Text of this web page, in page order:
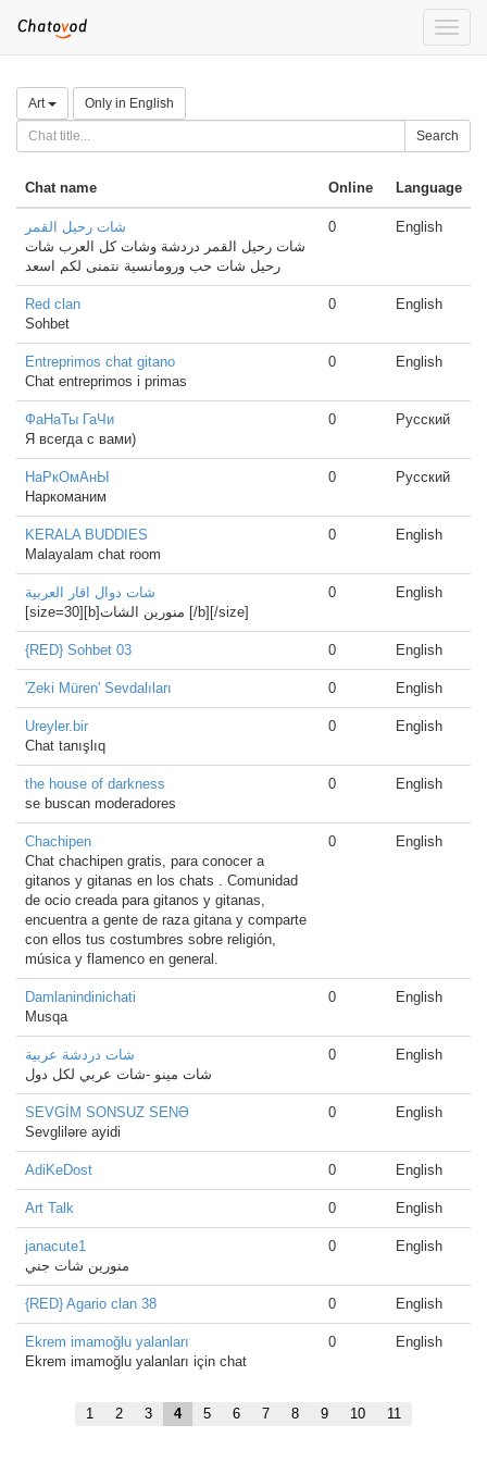
Toggle
Art Only in English
Search
Chat name Online Language
شات رحيل القمر
شات رحيل القمر دردشة وشات كل العرب شات
رحيل شات حب ورومانسية نتمنى لكم اسعد
0 English
Red clan
Sohbet
0 English
Entreprimos chat gitano
Chat entreprimos i primas
0 English
ФаНаТы ГаЧи
Я всегда с вами)
0 Русский
НаРкОмАнЫ
Наркоманим
0 Русский
KERALA BUDDIES
Malayalam chat room
0 English
شات دوال اقار العربية
[size=30][b]منورين الشات [/b][/size]
0 English
{RED} Sohbet 03 0 English
'Zeki Müren' Sevdalıları 0 English
Ureyler.bir
Chat tanışlıq
0 English
the house of darkness
se buscan moderadores
0 English
Chachipen
Chat chachipen gratis, para conocer a
gitanos y gitanas en los chats . Comunidad
de ocio creada para gitanos y gitanas,
encuentra a gente de raza gitana y comparte
con ellos tus costumbres sobre religión,
música y flamenco en general.
0 English
Damlanindinichati
Musqa
0 English
شات دردشة عربية
شات مينو -شات عربي لكل دول
0 English
SEVGİM SONSUZ SENƏ
Sevgliləre ayidi
0 English
AdiKeDost 0 English
Art Talk 0 English
janacute1
منورين شات جني
0 English
{RED} Agario clan 38 0 English
Ekrem imamoğlu yalanları
Ekrem imamoğlu yalanları için chat
0 English
1 2 3 4 5 6 7 8 9 10 11